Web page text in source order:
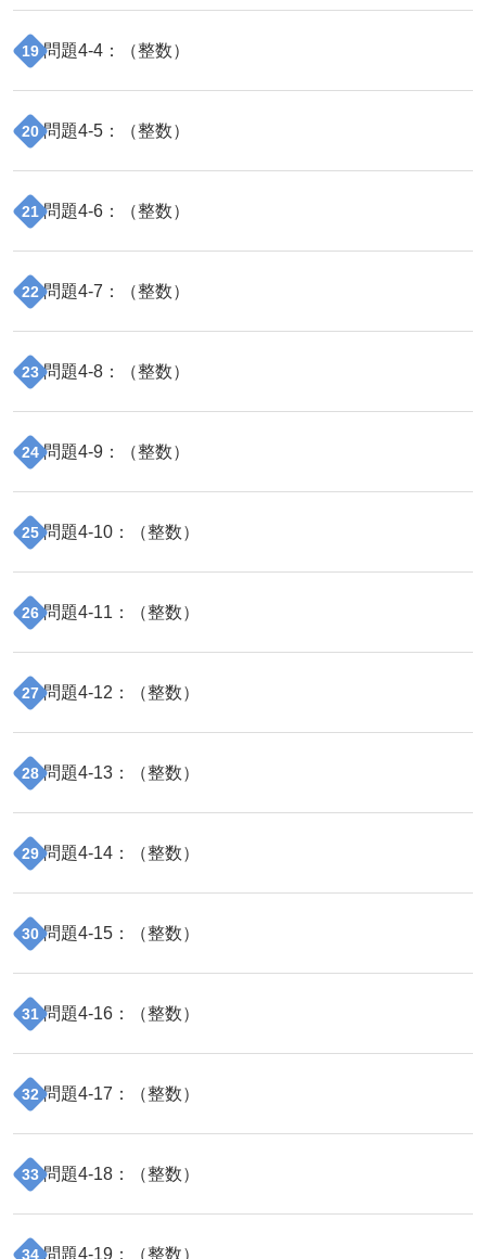
19 問題4-4 ：（整数）
20 問題4-5 ：（整数）
21 問題4-6 ：（整数）
22 問題4-7 ：（整数）
23 問題4-8 ：（整数）
24 問題4-9 ：（整数）
25 問題4-10 ：（整数）
26 問題4-11 ：（整数）
27 問題4-12 ：（整数）
28 問題4-13 ：（整数）
29 問題4-14 ：（整数）
30 問題4-15 ：（整数）
31 問題4-16 ：（整数）
32 問題4-17 ：（整数）
33 問題4-18 ：（整数）
34 問題4-19 ：（整数）